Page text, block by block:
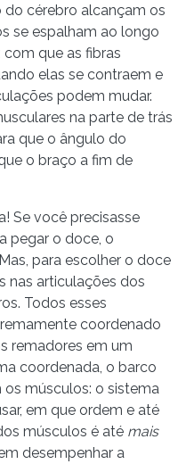
cérebro alcançam os
se espalham ao longo
que as fibras
elas se contraem e
podem mudar.
na parte de trás
que o ângulo do
o braço a fim de
Se você precisasse
pegar o doce, o
para escolher o doce
nas articulações dos
Todos esses
coordenado
remadores em um
coordenada, o barco
músculos: o sistema
em que ordem e até
músculos é até mais
desempenhar a